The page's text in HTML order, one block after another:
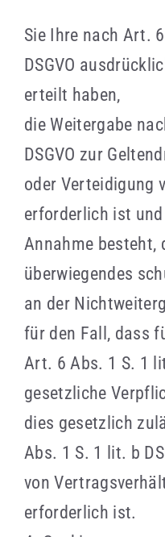
Sie Ihre nach Art.
DSGVO
erteilt haben,
die Weitergabe
DSGVO zur
oder Verteidigung
erforderlich ist
Annahme besteht,
überwiegendes
an der
für den Fall, dass
Art. 6 Abs. 1 S. 1
gesetzliche
dies gesetzlich
Abs. 1 S. 1 lit. b
von
erforderlich ist.